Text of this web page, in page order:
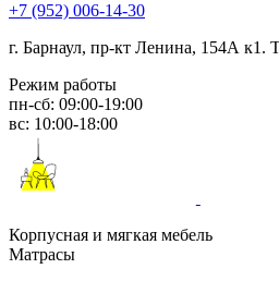
+7 (952) 006-14-30
г. Барнаул, пр-кт Ленина, 154А к1.
Режим работы
пн-сб: 09:00-19:00
вс: 10:00-18:00
Корпусная и мягкая мебель
Матрасы